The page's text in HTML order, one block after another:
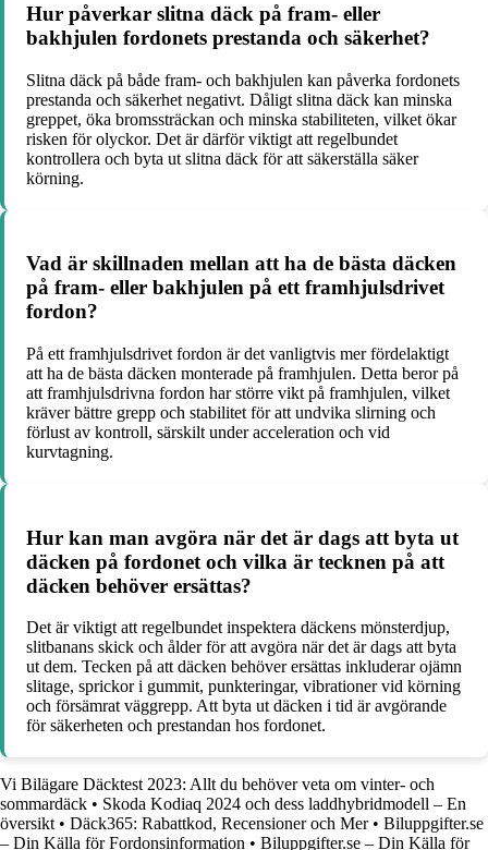
Hur påverkar slitna däck på fram- eller
bakhjulen fordonets prestanda och säkerhet?
Slitna däck på både fram- och bakhjulen kan påverka fordonets
prestanda och säkerhet negativt. Dåligt slitna däck kan minska
greppet, öka bromssträckan och minska stabiliteten, vilket ökar
risken för olyckor. Det är därför viktigt att regelbundet
kontrollera och byta ut slitna däck för att säkerställa säker
körning.
Vad är skillnaden mellan att ha de bästa däcken
på fram- eller bakhjulen på ett framhjulsdrivet
fordon?
På ett framhjulsdrivet fordon är det vanligtvis mer fördelaktigt
att ha de bästa däcken monterade på framhjulen. Detta beror på
att framhjulsdrivna fordon har större vikt på framhjulen, vilket
kräver bättre grepp och stabilitet för att undvika slirning och
förlust av kontroll, särskilt under acceleration och vid
kurvtagning.
Hur kan man avgöra när det är dags att byta ut
däcken på fordonet och vilka är tecknen på att
däcken behöver ersättas?
Det är viktigt att regelbundet inspektera däckens mönsterdjup,
slitbanans skick och ålder för att avgöra när det är dags att byta
ut dem. Tecken på att däcken behöver ersättas inkluderar ojämn
slitage, sprickor i gummit, punkteringar, vibrationer vid körning
och försämrat väggrepp. Att byta ut däcken i tid är avgörande
för säkerheten och prestandan hos fordonet.
Vi Bilägare Däcktest 2023: Allt du behöver veta om vinter- och
sommardäck • Skoda Kodiaq 2024 och dess laddhybridmodell – En
översikt • Däck365: Rabattkod, Recensioner och Mer• Biluppgifter.se
– Din Källa för Fordonsinformation • Biluppgifter.se – Din Källa för